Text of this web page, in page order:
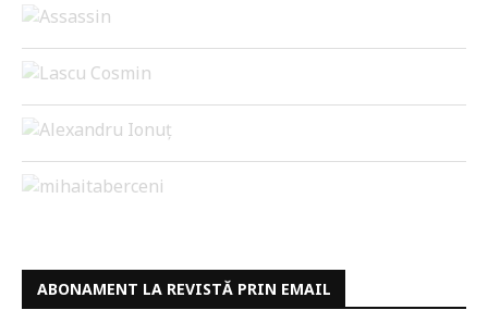
ABONAMENT LA REVISTĂ PRIN EMAIL